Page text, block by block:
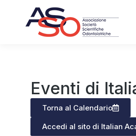
Eventi di
Torna al Calendario
Accedi al sito di Italian